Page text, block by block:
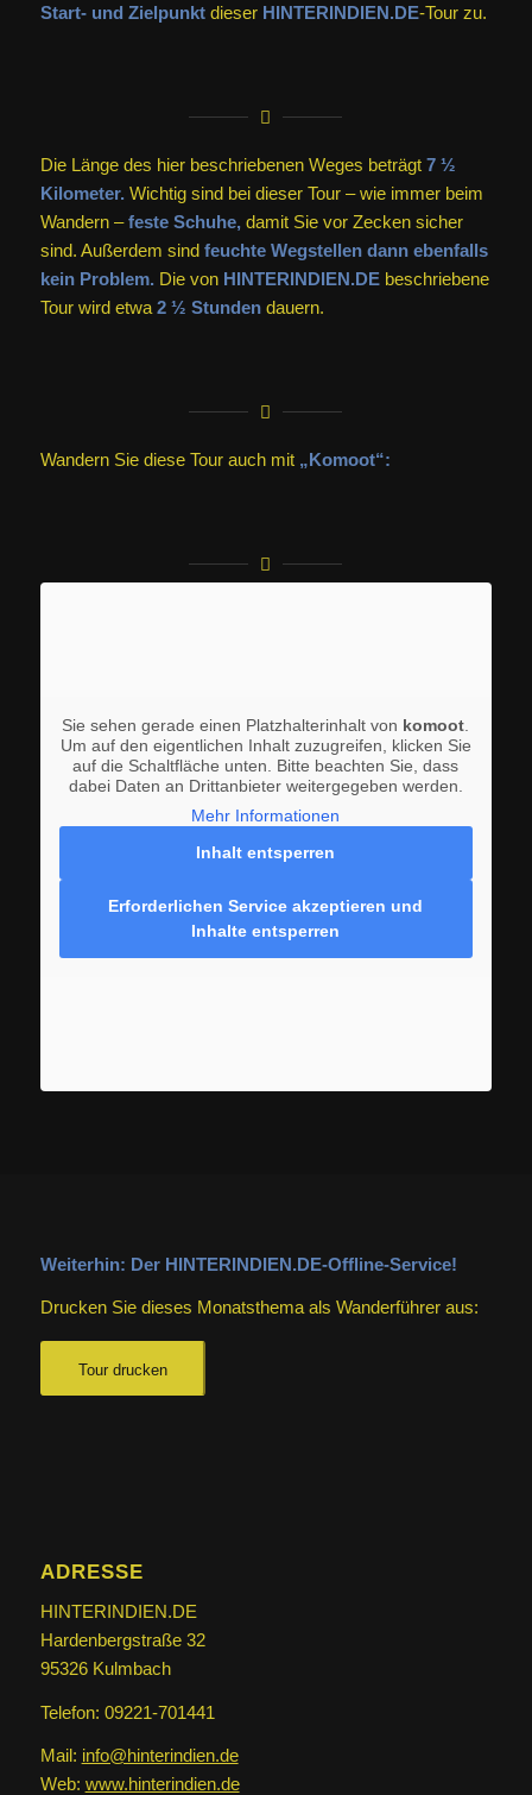
Start- und Zielpunktdieser HINTERINDIEN.DE-Tour zu.
Die Länge des hier beschriebenen Weges beträgt 7 ½
Kilometer. Wichtig sind bei dieser Tour – wie immer beim
Wandern –feste Schuhe,damit Sie vor Zecken sicher
sind. Außerdem sind feuchte Wegstellen dann ebenfalls
kein Problem. Die von HINTERINDIEN.DEbeschriebene
Tour wird etwa 2 ½ Stundendauern.
Wandern Sie diese Tour auch mit „Komoot“:
Sie sehen gerade einen Platzhalterinhalt von komoot
Um auf den eigentlichen Inhalt zuzugreifen, klicken Sie
auf die Schaltfläche unten. Bitte beachten Sie, dass
dabei Daten an Drittanbieter weitergegeben werden.
Mehr Informationen
Inhalt entsperren
Erforderlichen Service akzeptieren und
Inhalte entsperren
Weiterhin: Der HINTERINDIEN.DE-Offline-Service!
Drucken Sie dieses Monatsthema als Wanderführer aus:
Tour drucken
ADRESSE
HINTERINDIEN.DE
Hardenbergstraße 32
95326 Kulmbach
Telefon: 09221-701441
Mail: info@hinterindien.de
Web: www.hinterindien.de